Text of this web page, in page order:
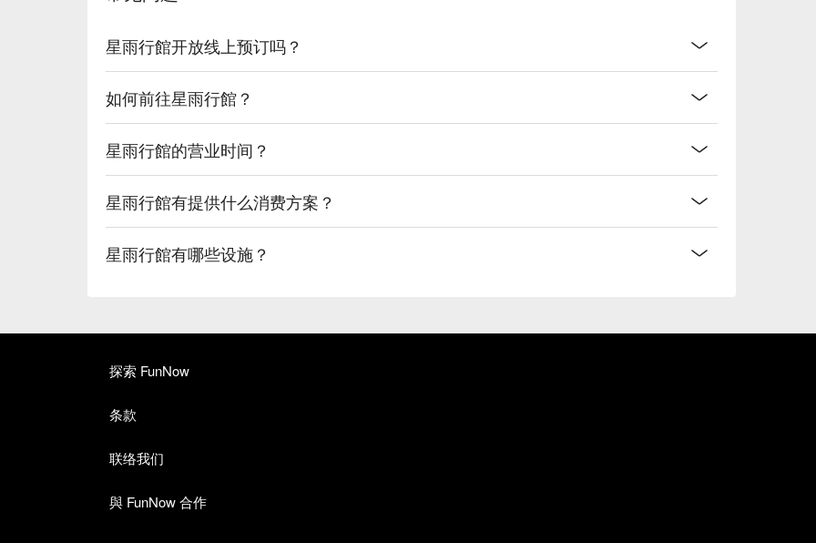
星雨行館开放线上预订吗？
如何前往星雨行館？
星雨行館的营业时间？
星雨行館有提供什么消费方案？
星雨行館有哪些设施？
探索 FunNow
条款
联络我们
與 FunNow 合作